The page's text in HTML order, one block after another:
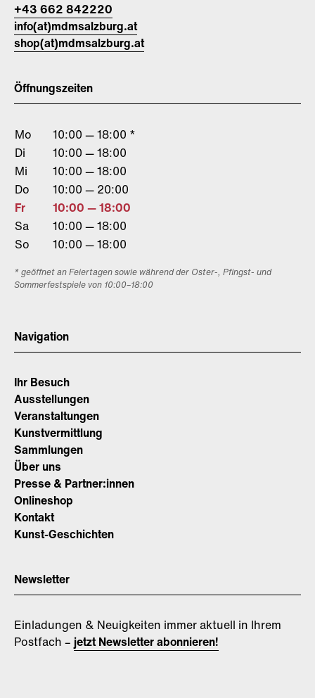
+43 662 842220
info(at)mdmsalzburg.at
shop(at)mdmsalzburg.at
Öffnungszeiten
Mo
10:00 — 18:00 *
Di
10:00 — 18:00
Mi
10:00 — 18:00
Do
10:00 — 20:00
Fr
10:00 — 18:00
Sa
10:00 — 18:00
So
10:00 — 18:00
* geöffnet an Feiertagen sowie während der Oster-, Pfingst- und
Sommerfestspiele von 10:00–18:00
Navigation
Ihr Besuch
Ausstellungen
Veranstaltungen
Kunstvermittlung
Sammlungen
Über uns
Presse & Partner:innen
Onlineshop
Kontakt
Kunst-Geschichten
Newsletter
Einladungen & Neuigkeiten immer aktuell in Ihrem
Postfach – jetzt Newsletter abonnieren!